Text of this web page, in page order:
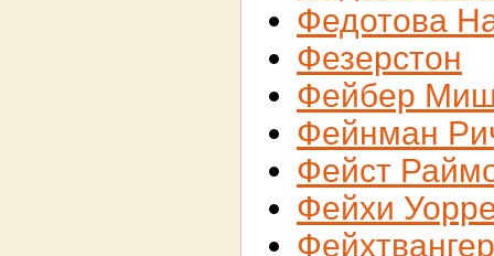
Федотова
Фезерстон
Фейбер
Фейнман
Фейст
Фейхи